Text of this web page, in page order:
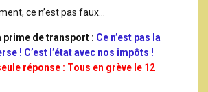
ce n’est pas faux…
prime de transport : Ce n’est pas la
! C’est l’état avec nos impôts !
réponse : Tous en grève le 12